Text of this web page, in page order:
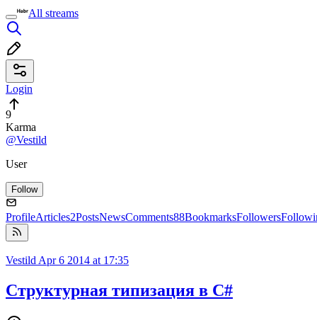
All streams
Login
9
Karma
@Vestild
User
Follow
ProfileArticles2PostsNewsComments88BookmarksFollowers
Vestild Apr 6 2014 at 17:35
Структурная типизация в C#